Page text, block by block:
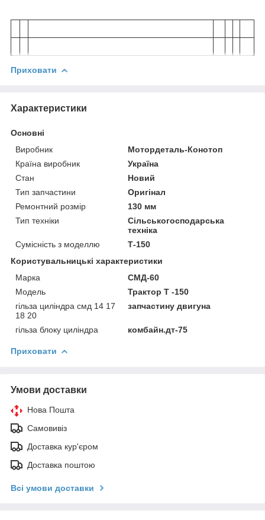
Приховати
Характеристики
Основні
Виробник
Мотордеталь-Конотоп
Країна виробник
Україна
Стан
Новий
Тип запчастини
Оригінал
Ремонтний розмір
130 мм
Тип техніки
Сільськогосподарська
техніка
Сумісність з моделлю
Т-150
Користувальницькі характеристики
Марка
СМД-60
Модель
Трактор Т -150
гільза циліндра смд 14 17
18 20
запчастину двигуна
гільза блоку циліндра комбайн.дт-75
Приховати
Умови доставки
Нова Пошта
Самовивіз
Доставка кур'єром
Доставка поштою
Всі умови доставки